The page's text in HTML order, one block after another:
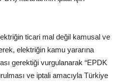
ticari mal değil kamusal ve
elektriğin kamu yararına
gerektiği vurgulanarak “EPDK
ve iptali amacıyla Türkiye